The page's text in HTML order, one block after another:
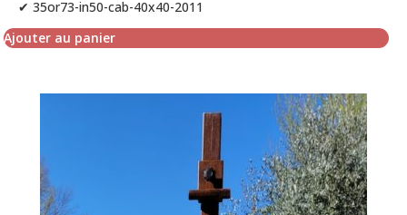
✔ 35or73-in50-cab-40x40-2011
Ajouter au panier